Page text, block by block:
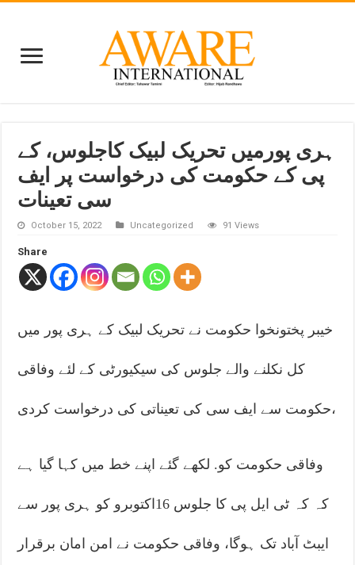
ہری پورمیں تحریک لبیک کاجلوس، کے
پی کے حکومت کی درخواست پر ایف
سی تعینات
October 15, 2022 Uncategorized 91 Views
Share
خیبر پختونخوا حکومت نے تحریک لبیک کے ہری پور میں
کل نکلنے والے جلوس کی سیکیورٹی کے لئے وفاقی
حکومت سے ایف سی کی تعیناتی کی درخواست کردی،
وفاقی حکومت کو. لکھے گئے اپنے خط میں کہا گیا ہے
کہ کہ ٹی ایل پی کا جلوس 16اکتوبرو کو ہری پور سے
ایبٹ آباد تک ہوگا، وفاقی حکومت نے امن امان برقرار